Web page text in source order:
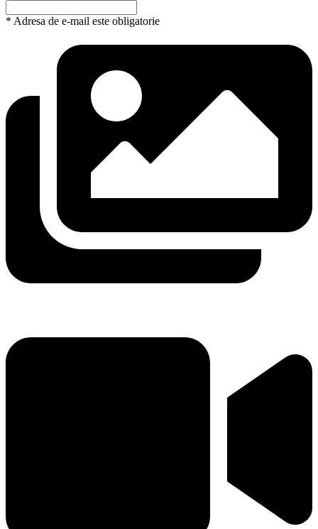
* Adresa de e-mail este obligatorie